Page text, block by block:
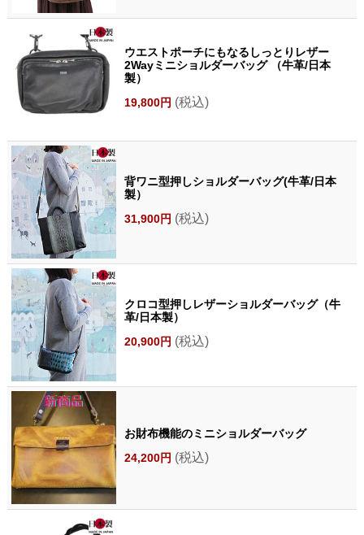
ウエストポーチにもなるしっとりレザー
2Wayミニショルダーバッグ （牛革/日本
製）
19,800円 (税込)
背ワニ型押しショルダーバッグ(牛革/日本
製）
31,900円 (税込)
クロコ型押しレザーショルダーバッグ（牛
革/日本製）
20,900円 (税込)
お財布機能のミニショルダーバッグ
24,200円 (税込)